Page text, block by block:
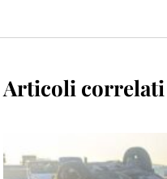
Articoli correlati